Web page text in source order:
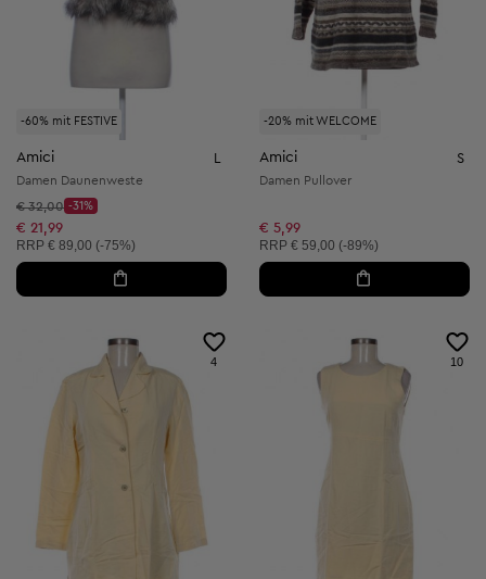
-60% mit FESTIVE
Amici L
Damen Daunenweste
Startpreis:
€ 32,00
Discount Price:
-31%
Reduzierter Preis:
€ 21,99
Unverbindliche Preisempfehlung:
RRP € 89,00 (-75%)
-20% mit WELCOME
Amici S
Damen Pullover
€ 5,99
Unverbindliche Preisempfehlung:
RRP € 59,00 (-89%)
4 10